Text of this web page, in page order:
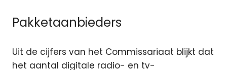
Pakketaanbieders
Uit de cijfers van het Commissariaat blijkt dat
het aantal digitale radio- en tv-